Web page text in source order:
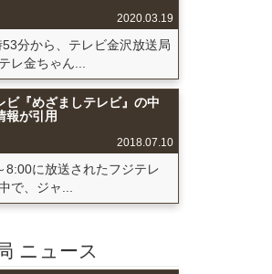
2020.03.19
分から、テレビ金沢放送局
レ金ちゃん...
ビ『めざましテレビ』の中
報が引用
2018.07.10
に放送されたフジテレ
で、ジャ...
ニュース